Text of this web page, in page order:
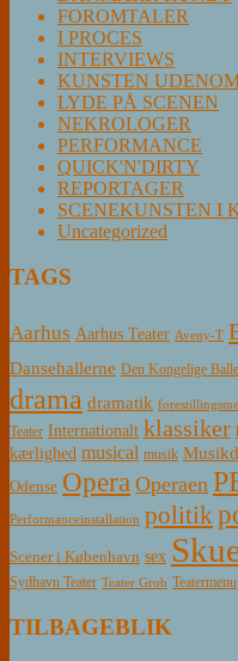
FOROMTALER
I PROCES
INTERVIEWS
KUNSTEN
LYDE PÅ SCENEN
NEKROLOGER
PERFORMANCE
QUICK'N'DIRTY
REPORTAGER
SCENEKUNSTEN I
Uncategorized
TAGS
Aarhus Aarhus Teater Aveny-T
Dansehallerne Den Kongelige
drama dramatik
Teater Internationalt klassiker
kærlighed musical musik
Odense Opera Operaen
Performanceinstallation politik
Scener i København sex
Sydhavn Teater Teater Grob Teatermenu
TILBAGEBLIK